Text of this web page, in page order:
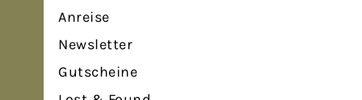
Anreise
Newsletter
Gutscheine